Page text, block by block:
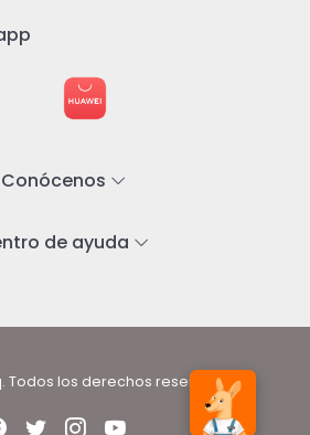
Conócenos
de ayuda
Todos los derechos reservados.